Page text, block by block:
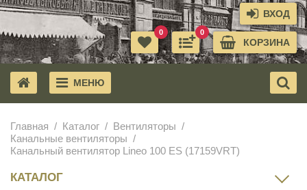
ВХОД
КОРЗИНА
0
0
МЕНЮ
Главная Каталог
Вентиляторы
Канальные вентиляторы
Канальный вентилятор Lineo 100 ES (17159VRT)
КАТАЛОГ